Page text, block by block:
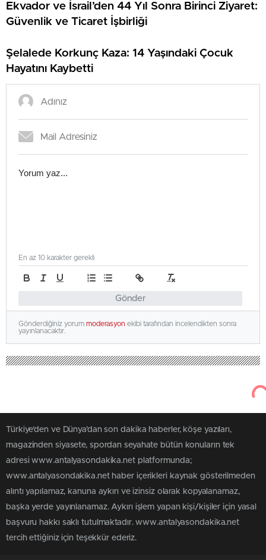
Ekvador ve İsrail’den 44 Yıl Sonra Birinci Ziyaret:
Güvenlik ve Ticaret İşbirliği
Şelalede Korkunç Kaza: 14 Yaşındaki Çocuk
Hayatını Kaybetti
Gönder
En az 10 karakter gerekli
Gönderdiğiniz yorum moderasyon ekibi tarafından incelendikten sonra
yayınlanacaktır.
Türkiye'den ve Dünya’dan son dakika haberler, köşe yazıları,
magazinden siyasete, spordan seyahate bütün konuların tek
adresi www.antalyasondakika.net platformunda;
www.antalyasondakika.net haber içerikleri kaynak gösterilmeden
alıntı yapılamaz, kanuna aykırı ve izinsiz olarak kopyalanamaz,
başka yerde yayınlanamaz. Aykırı işlem yapan kişi/kişiler için yasal
başvuru hakkı saklı tutulmaktadır. www.antalyasondakika.net
tercih ettiğiniz için teşekkür ederiz.